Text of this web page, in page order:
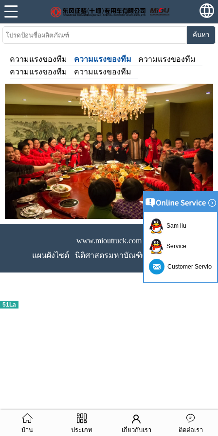
ค้นหา
ความแรงของทีม ความแรงของทีม
ความแรงของทีม
ความแรงของทีม
ความแรงของทีม
www.mioutruck.com
แผนผังไซต์
นิติศาสตรมหาบัณฑิต LLms เต็ม
51La
บ้าน ประเภท เกี่ยวกับเรา ติดต่อเรา
Sam liu
Service
Customer Service